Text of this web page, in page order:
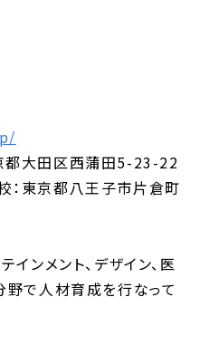
都大田区西蒲田5-23-22
：東京都八王子市片倉町
ンメント、デザイン、医
野で人材育成を行なって